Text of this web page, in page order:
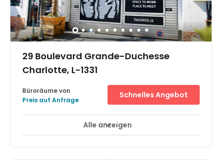
29 Boulevard Grande-Duchesse
Charlotte, L-1331
24-Stunden CCTV-Überwachung + 7 mehr
Büroräume von
Preis auf Anfrage
Schnelles Angebot
Alle anzeigen